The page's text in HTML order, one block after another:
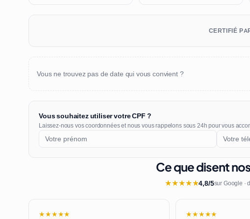
CERTIFIÉ
Vous ne trouvez pas de date qui vous convient ?
Vous souhaitez utiliser votre CPF ?
Laissez-nous vos coordonnées et nous vous rappelons sous 24h pour vous
Ce que disent
★★★★★4,8/5sur Google ·
★★★★★ ★★★★★